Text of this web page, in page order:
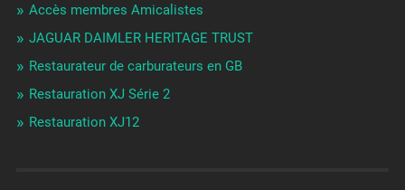
Accès membres Amicalistes
JAGUAR DAIMLER HERITAGE TRUST
Restaurateur de carburateurs en GB
Restauration XJ Série 2
Restauration XJ12